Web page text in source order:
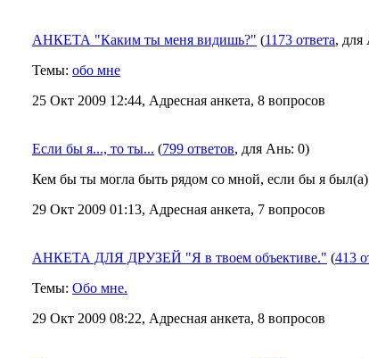
АНКЕТА "Каким ты меня видишь?" (1173 ответа, для
Темы: обо мне
25 Окт 2009 12:44, Адресная анкета, 8 вопросов
Если бы я..., то ты... (799 ответов, для Ань: 0)
Кем бы ты могла быть рядом со мной, если бы я
29 Окт 2009 01:13, Адресная анкета, 7 вопросов
АНКЕТА ДЛЯ ДРУЗЕЙ "Я в твоем объективе." (413
Темы: Обо мне.
29 Окт 2009 08:22, Адресная анкета, 8 вопросов